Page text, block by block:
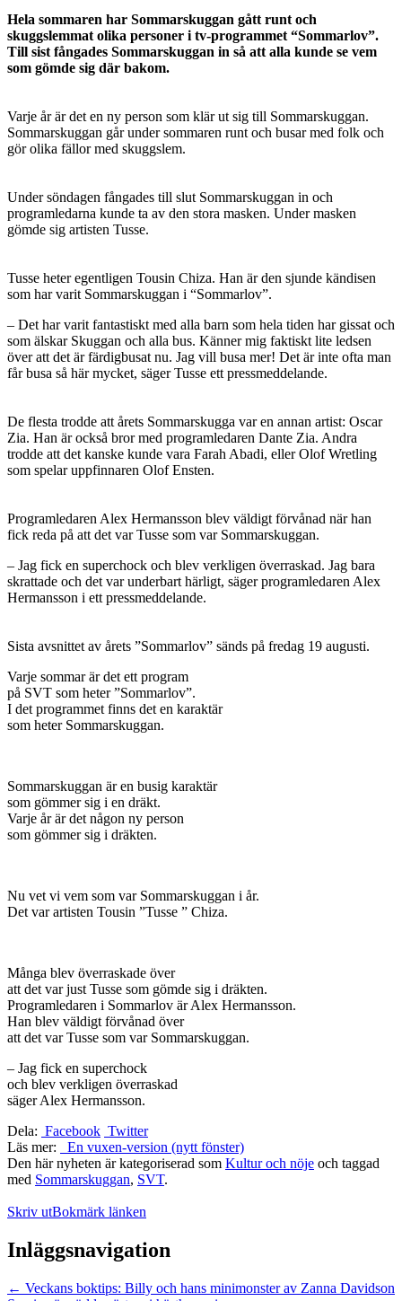
Hela sommaren har Sommarskuggan gått runt och
skuggslemmat olika personer i tv-programmet “Sommarlov”.
Till sist fångades Sommarskuggan in så att alla kunde se vem
som gömde sig där bakom.
Varje år är det en ny person som klär ut sig till Sommarskuggan.
Sommarskuggan går under sommaren runt och busar med folk och
gör olika fällor med skuggslem.
Under söndagen fångades till slut Sommarskuggan in och
programledarna kunde ta av den stora masken. Under masken
gömde sig artisten Tusse.
Tusse heter egentligen Tousin Chiza. Han är den sjunde kändisen
som har varit Sommarskuggan i “Sommarlov”.
– Det har varit fantastiskt med alla barn som hela tiden har gissat och
som älskar Skuggan och alla bus. Känner mig faktiskt lite ledsen
över att det är färdigbusat nu. Jag vill busa mer! Det är inte ofta man
får busa så här mycket, säger Tusse ett pressmeddelande.
De flesta trodde att årets Sommarskugga var en annan artist: Oscar
Zia. Han är också bror med programledaren Dante Zia. Andra
trodde att det kanske kunde vara Farah Abadi, eller Olof Wretling
som spelar uppfinnaren Olof Ensten.
Programledaren Alex Hermansson blev väldigt förvånad när han
fick reda på att det var Tusse som var Sommarskuggan.
– Jag fick en superchock och blev verkligen överraskad. Jag bara
skrattade och det var underbart härligt, säger programledaren Alex
Hermansson i ett pressmeddelande.
Sista avsnittet av årets ”Sommarlov” sänds på fredag 19 augusti.
Varje sommar är det ett program
på SVT som heter ”Sommarlov”.
I det programmet finns det en karaktär
som heter Sommarskuggan.
Sommarskuggan är en busig karaktär
som gömmer sig i en dräkt.
Varje år är det någon ny person
som gömmer sig i dräkten.
Nu vet vi vem som var Sommarskuggan i år.
Det var artisten Tousin ”Tusse ” Chiza.
Många blev överraskade över
att det var just Tusse som gömde sig i dräkten.
Programledaren i Sommarlov är Alex Hermansson.
Han blev väldigt förvånad över
att det var Tusse som var Sommarskuggan.
– Jag fick en superchock
och blev verkligen överraskad
säger Alex Hermansson.
Dela: Facebook Twitter
Läs mer:
En vuxen-version (nytt fönster)
Den här nyheten är kategoriserad som Kultur och nöje och taggad
med Sommarskuggan, SVT.
Skriv utBokmärk länken
Inläggsnavigation
← Veckans boktips: Billy och hans minimonster av Zanna Davidson